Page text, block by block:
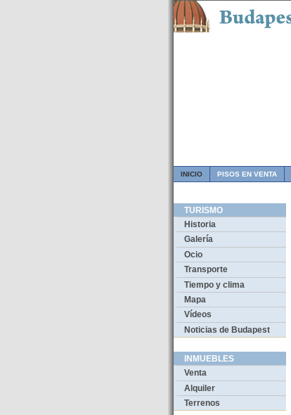
INICIO PISOS EN VENTA
TURISMO
Historia
Galería
Ocio
Transporte
Tiempo y clima
Mapa
Vídeos
Noticias de Budapest
INMUEBLES
Venta
Alquiler
Terrenos